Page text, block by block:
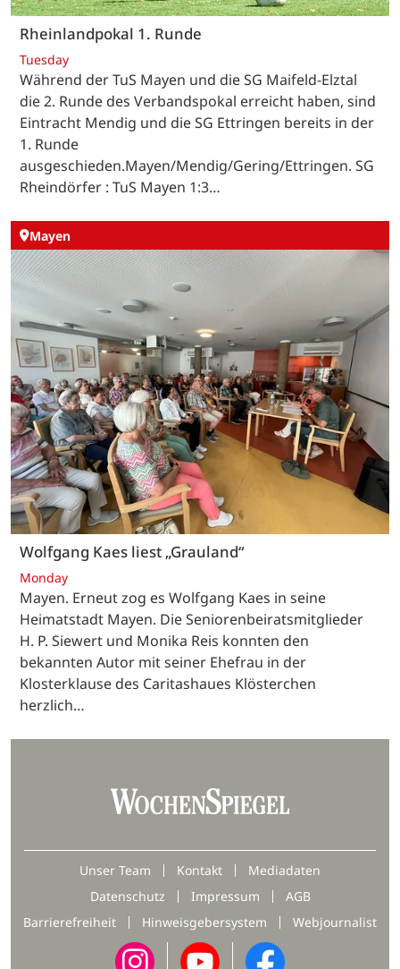
Rheinlandpokal 1. Runde
Tuesday
Während der TuS Mayen und die SG Maifeld-Elztal
die 2. Runde des Verbandspokal erreicht haben, sind
Eintracht Mendig und die SG Ettringen bereits in der
1. Runde
ausgeschieden.Mayen/Mendig/Gering/Ettringen. SG
Rheindörfer : TuS Mayen 1:3…
Mayen
Wolfgang Kaes liest „Grauland“
Monday
Mayen. Erneut zog es Wolfgang Kaes in seine
Heimatstadt Mayen. Die Seniorenbeiratsmitglieder
H. P. Siewert und Monika Reis konnten den
bekannten Autor mit seiner Ehefrau in der
Klosterklause des Caritashaues Klösterchen
herzlich…
Unser Team Kontakt
Mediadaten
Datenschutz
Impressum
AGB
Barrierefreiheit
Hinweisgebersystem Webjournalist